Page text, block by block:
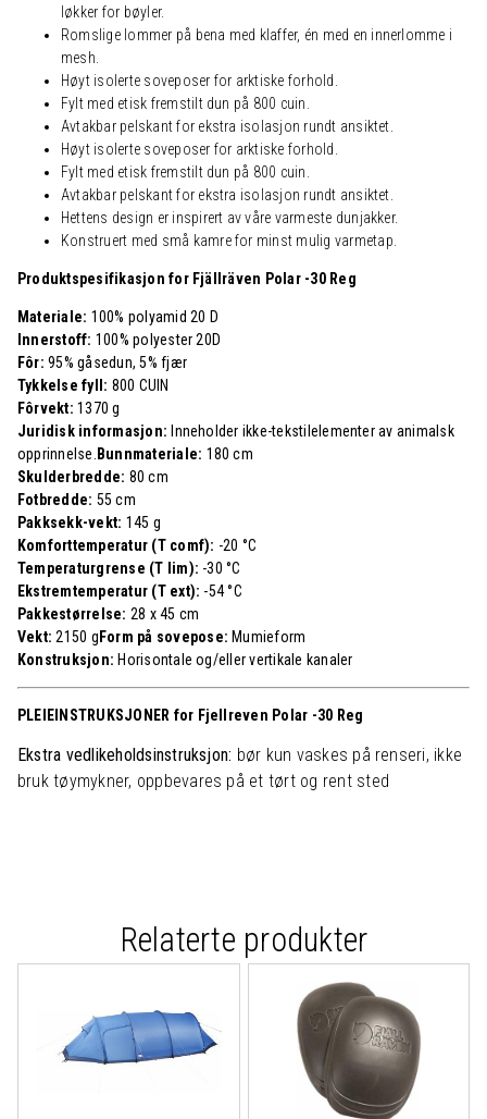
løkker for bøyler.
Romslige lommer på bena med klaffer, én med en innerlomme i
mesh.
Høyt isolerte soveposer for arktiske forhold.
Fylt med etisk fremstilt dun på 800 cuin.
Avtakbar pelskant for ekstra isolasjon rundt ansiktet.
Høyt isolerte soveposer for arktiske forhold.
Fylt med etisk fremstilt dun på 800 cuin.
Avtakbar pelskant for ekstra isolasjon rundt ansiktet.
Hettens design er inspirert av våre varmeste dunjakker.
Konstruert med små kamre for minst mulig varmetap.
Produktspesifikasjon for Fjällräven Polar -30 Reg
Materiale: 100% polyamid 20 D
Innerstoff: 100% polyester 20D
Fôr:95% gåsedun, 5% fjær
Tykkelse fyll: 800 CUIN
Fôrvekt:1370 g
Juridisk informasjon: Inneholder ikke-tekstilelementer av animalsk
opprinnelse. Bunnmateriale: 180 cm
Skulderbredde: 80 cm
Fotbredde: 55 cm
Pakksekk-vekt: 145 g
Komforttemperatur (T comf): -20 °C
Temperaturgrense (T lim): -30 °C
Ekstremtemperatur (T ext): -54 °C
Pakkestørrelse: 28 x 45 cm
Vekt:2150 g Form på sovepose: Mumieform
Konstruksjon: Horisontale og/eller vertikale kanaler
PLEIEINSTRUKSJONER for Fjellreven Polar -30 Reg
Ekstra vedlikeholdsinstruksjon: bør kun vaskes på renseri, ikke
bruk tøymykner, oppbevares på et tørt og rent sted
Relaterte produkter